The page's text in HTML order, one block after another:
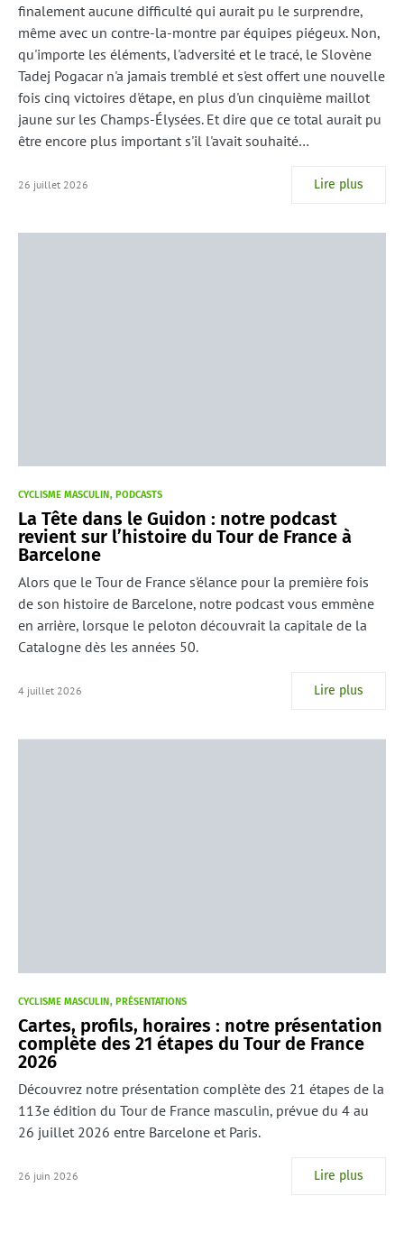
finalement aucune difficulté qui aurait pu le surprendre,
même avec un contre-la-montre par équipes piégeux. Non,
qu'importe les éléments, l'adversité et le tracé, le Slovène
Tadej Pogacar n'a jamais tremblé et s'est offert une nouvelle
fois cinq victoires d'étape, en plus d'un cinquième maillot
jaune sur les Champs-Élysées. Et dire que ce total aurait pu
être encore plus important s'il l'avait souhaité…
26 juillet 2026 Lire plus
CYCLISME MASCULIN PODCASTS
La Tête dans le Guidon : notre podcast
revient sur l’histoire du Tour de France à
Barcelone
Alors que le Tour de France s'élance pour la première fois
de son histoire de Barcelone, notre podcast vous emmène
en arrière, lorsque le peloton découvrait la capitale de la
Catalogne dès les années 50.
4 juillet 2026 Lire plus
CYCLISME MASCULIN PRÉSENTATIONS
Cartes, profils, horaires : notre présentation
complète des 21 étapes du Tour de France
2026
Découvrez notre présentation complète des 21 étapes de la
113e édition du Tour de France masculin, prévue du 4 au
26 juillet 2026 entre Barcelone et Paris.
26 juin 2026 Lire plus